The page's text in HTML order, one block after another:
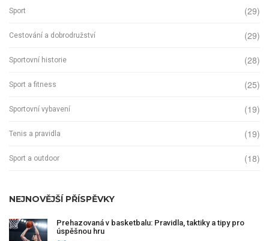
Sport (29)
Cestování a dobrodružství (29)
Sportovní historie (28)
Sport a fitness (25)
Sportovní vybavení (19)
Tenis a pravidla (19)
Sport a outdoor (18)
NEJNOVĚJŠÍ PŘÍSPĚVKY
Prehazovaná v basketbalu: Pravidla, taktiky a tipy pro
úspěšnou hru